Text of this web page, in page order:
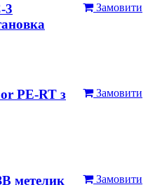
Замовити
3
Замовити
PE-RT з
Замовити
метелик